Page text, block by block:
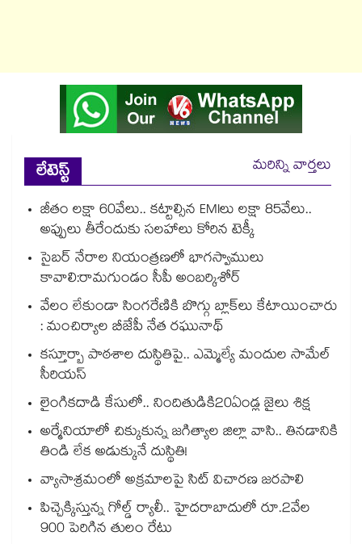
లేటెస్ట్
మరిన్ని వార్తలు
జీతం లక్షా 60వేలు.. కట్టాల్సిన EMIలు లక్షా 85వేలు..
అప్పులు తీరేందుకు సలహాలు కోరిన టెక్కీ
సైబర్ నేరాల నియంత్రణలో భాగస్వాములు
కావాలి:రామగుండం సీపీ అంబర్కిశోర్‌‌‌‌‌‌‌‌‌‌‌‌‌‌‌‌
వేలం లేకుండా సింగరేణికి బొగ్గు బ్లాక్‌‌‌‌‌‌‌‌లు కేటాయించారు
: మంచిర్యాల బీజేపీ నేత రఘునాథ్
కస్తూర్బా పాఠశాల దుస్థితిపై.. ఎమ్మెల్యే మందుల సామేల్
సీరియస్
లైంగికదాడి కేసులో.. నిందితుడికి20ఏండ్ల జైలు శిక్ష
అర్మేనియాలో చిక్కుకున్న జగిత్యాల జిల్లా వాసి.. తినడానికి
తిండి లేక అడుక్కునే దుస్థితి!
వ్యాసాశ్రమంలో అక్రమాలపై సిట్‌‌‌‌‌‌‌‌‌‌‌‌‌‌‌‌‌‌‌‌‌‌‌‌‌‌‌‌‌‌‌‌ విచారణ జరపాలి
పిచ్చెక్కిస్తున్న గోల్డ్ ర్యాలీ.. హైదరాబాదులో రూ.2వేల
900 పెరిగిన తులం రేటు